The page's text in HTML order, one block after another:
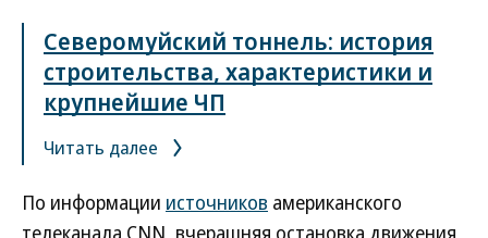
Северомуйский тоннель: история
строительства, характеристики и
крупнейшие ЧП
Читать далее
По информации источников американского
телеканала CNN, вчерашняя остановка движения